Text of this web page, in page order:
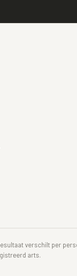
verschilt per
arts.